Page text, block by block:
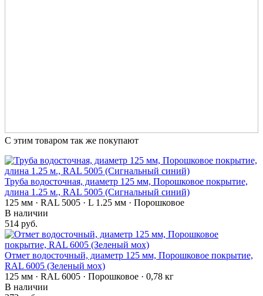
С этим товаром так же покупают
Труба водосточная, диаметр 125 мм, Порошковое покрытие,
длина 1.25 м., RAL 5005 (Сигнальный синий)
125 мм · RAL 5005 · L 1.25 мм · Порошковое
В наличии
514 руб.
Отмет водосточный, диаметр 125 мм, Порошковое покрытие,
RAL 6005 (Зеленый мох)
125 мм · RAL 6005 · Порошковое · 0,78 кг
В наличии